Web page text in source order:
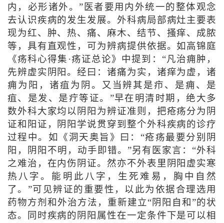
内，必形诸外。”医者要用内外统一的整体观念
去认识疾病的发生发展。外科病局部病灶主要表
现为红、肿、热、痛、麻木、结节、搔痒、成脓
等，具有直观性，可为辨病提供依据。如高锦庭
《疡科心得集·疡证总论》中提到：“凡治痈肿，
先辨虚实阴阳。经曰：诸痛为实，诸痒为虚，诸
痈为阳，诸疽为阴。又当辨其是疖、是痈、是
疽、是发、是疔等证。”早在明清时期，绝大多
数外科大家均以阴阳为辨证准则，把疮疡分为阴
证和阳证，阴阳学说贯穿到整个外科疾病的诊疗
过程中。如《洞天奥旨》曰：“疮疡最要分别阴
阳，阴阳不明，动手即错。”另有医家言：“外科
之难治，在内伤阴证。然亦不外表里阴阳虚实寒
热八字。能明此八字，生死难易，胸中自然
了。”可见辨证的重要性，以此为依据合理选用
药物方剂和外治方法，重新建立“阴阳自和”的状
态。同时疾病的阴阳属性在一定条件下是可以相